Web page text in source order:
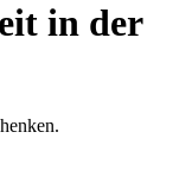
in der